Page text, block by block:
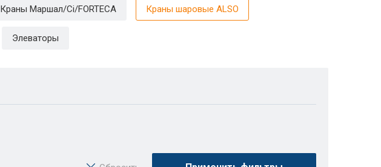
Краны Маршал/Ci/FORTECA Краны шаровые ALSO
Элеваторы